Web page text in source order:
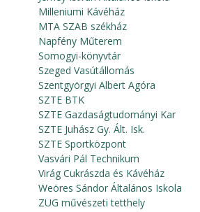
Milleniumi Kávéház
MTA SZAB székház
Napfény Műterem
Somogyi-könyvtár
Szeged Vasútállomás
Szentgyörgyi Albert Agóra
SZTE BTK
SZTE Gazdaságtudományi Kar
SZTE Juhász Gy. Ált. Isk.
SZTE Sportközpont
Vasvári Pál Technikum
Virág Cukrászda és Kávéház
Weöres Sándor Általános Iskola
ZUG művészeti tetthely